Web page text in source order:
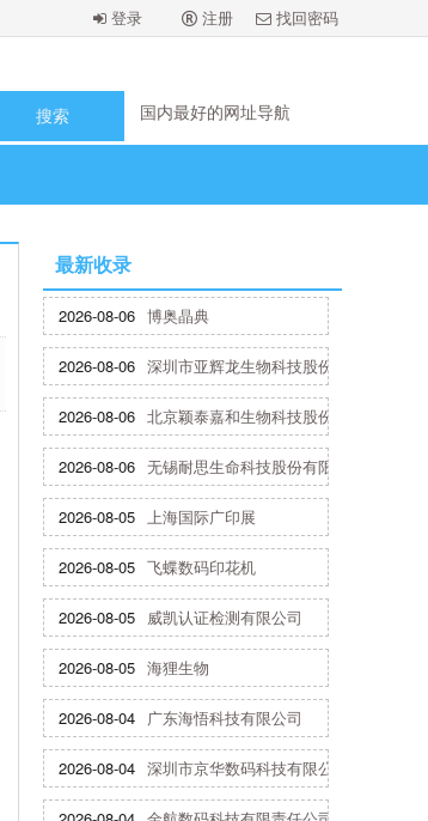
登录 注册 找回密码
国内最好的网址导航
国内最好的网址导航
国内最好的网址导航
最新收录
2026-08-06 博奥晶典
2026-08-06 深圳市亚辉龙生物科技股份有限公司
2026-08-06 北京颖泰嘉和生物科技股份有限公司
2026-08-06 无锡耐思生命科技股份有限公司
2026-08-05 上海国际广印展
2026-08-05 飞蝶数码印花机
2026-08-05 威凯认证检测有限公司
2026-08-05 海狸生物
2026-08-04 广东海悟科技有限公司
2026-08-04 深圳市京华数码科技有限公司